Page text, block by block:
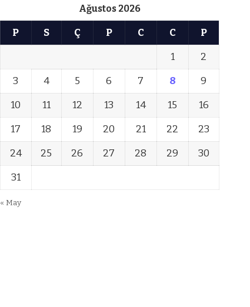
Ağustos 2026
P S Ç P C C
P
1
2
3
4 5 6 7 8
9
10
11 12 13 14 15
16
17
18 19 20 21 22
23
24
25 26 27 28 29
30
31
« May